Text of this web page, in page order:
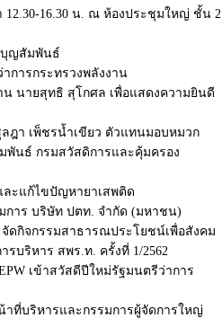
16.30 น. ณ ห้องประชุมใหญ่ ชั้น 2
บุญสัมพันธ์
การกระทรวงพลังงาน
น นายสุทธิ สุโกศล เพื่อแสดงความยินดี
า เพ็ชรน้ำเขียว ตัวแทนมอบหมวก
พันธ์ กรมสวัสดิการและคุ้มครอง
ละแก้ไขปัญหายาเสพติด
การ บริษัท ปตท. จำกัด (มหาชน)
ดกิจกรรมสาธารณประโยชน์เพื่อสังคม
บริหาร สพร.ท. ครั้งที่ 1/2562
เข้าสวัสดีปีใหม่รัฐมนตรีว่าการ
าที่บริหารและกรรมการผู้จัดการใหญ่